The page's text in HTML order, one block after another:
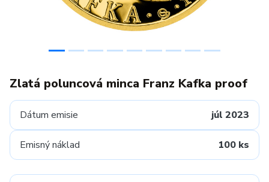
Zlatá poluncová minca Franz Kafka proof
Dátum emisie júl 2023
Emisný náklad 100 ks